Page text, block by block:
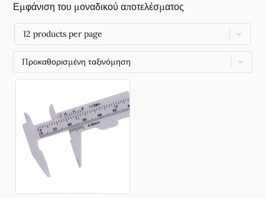
Εμφάνιση του μοναδικού αποτελέσματος